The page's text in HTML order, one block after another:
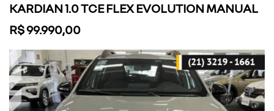
KARDIAN 1.0 TCE FLEX EVOLUTION MANUAL
R$ 99.990,00